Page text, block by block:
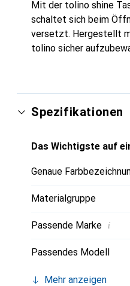
Mit der tolino shine
schaltet sich beim
versetzt. Hergestellt
tolino sicher
Spezifikationen
Das Wichtigste auf
Genaue
Materialgruppe
Passende Marke i
Passendes Modell
Mehr anzeigen